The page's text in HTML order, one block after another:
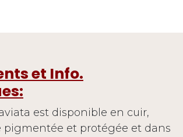
et Info.
est disponible en cuir,
pigmentée et protégée et dans